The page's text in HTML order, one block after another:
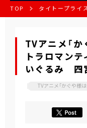
TOP タイトープライ
TVアニメ「
トラロマン
いぐるみ 四
TVアニメ「かぐや様